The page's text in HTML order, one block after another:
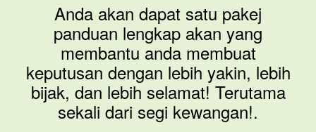
Anda akan dapat satu pakej
panduan lengkap akan yang
membantu anda membuat
keputusan dengan lebih yakin, lebih
bijak, dan lebih selamat! Terutama
sekali dari segi kewangan!.